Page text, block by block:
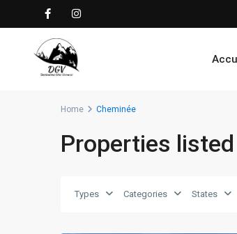
Home Cheminée
Properties
Types Categories States